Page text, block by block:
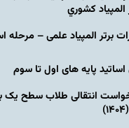
كشوري
برتر المپیاد علمی – مرحله
پایه های اول تا سوم
انتقالی طلاب سطح یک